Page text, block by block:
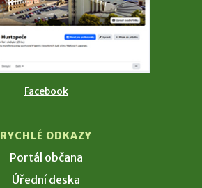
Facebook
RYCHLÉ ODKAZY
Portál občana
Úřední deska